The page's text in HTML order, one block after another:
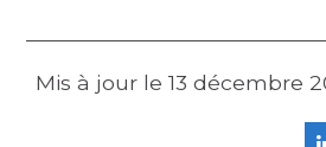
Mis à jour le13 décembre